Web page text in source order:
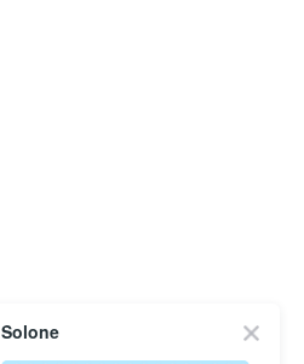
Solone